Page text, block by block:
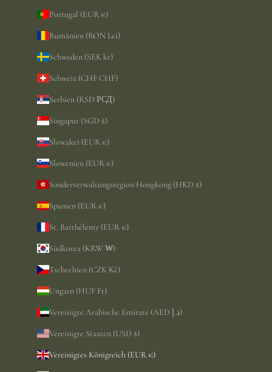
Portugal (EUR €)
Rumänien (RON Lei)
Schweden (SEK kr)
Schweiz (CHF CHF)
Serbien (RSD РСД)
Singapur (SGD $)
Slowakei (EUR €)
Slowenien (EUR €)
Sonderverwaltungsregion Hongkong (HKD $)
Spanien (EUR €)
St. Barthélemy (EUR €)
Südkorea (KRW ₩)
Tschechien (CZK Kč)
Ungarn (HUF Ft)
Vereinigte Arabische Emirate (AED د.إ)
Vereinigte Staaten (USD $)
Vereinigtes Königreich (EUR €)